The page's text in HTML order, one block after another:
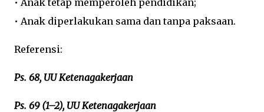
• Anak diperlakukan sama dan tanpa paksaan.
Referensi:
Ps. 68, UU Ketenagakerjaan
Ps. 69 (1–2), UU Ketenagakerjaan